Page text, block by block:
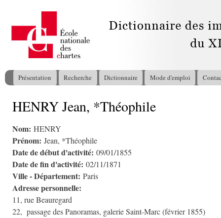
Menu principal
Présentation Recherche Dictionnaire Mode d'emploi
Vous êtes ici
HENRY Jean, *Théophile
Nom: HENRY
Prénom: Jean, *Théophile
Date de début d'activité: 09/01/1855
Date de fin d'activité: 02/11/1871
Ville - Département: Paris
Adresse personnelle:
11, rue Beauregard
22, passage des Panoramas, galerie Saint-Marc (février 1855)